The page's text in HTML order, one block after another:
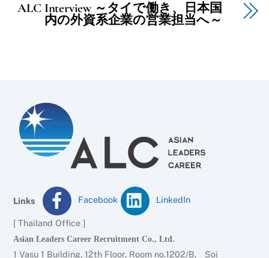
ALC Interview ～タイで働き、日本国
内の外資系企業の営業担当へ～
Links Facebook LinkedIn
[ Thailand Office ]
Asian Leaders Career Recruitment Co., Ltd.
1 Vasu 1 Building, 12th Floor, Room no.1202/B, Soi